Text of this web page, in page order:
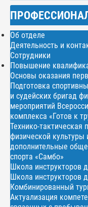
Об отделе
Деятельность и
Сотрудники
Повышение
Основы оказания
Подготовка
и судейских бригад
мероприятий
комплекса «Готов к
Технико-тактическая
физической
дополнительные
спорта «Самбо»
Школа инструкторов
Школа инструкторов
Комбинированный
Актуализация